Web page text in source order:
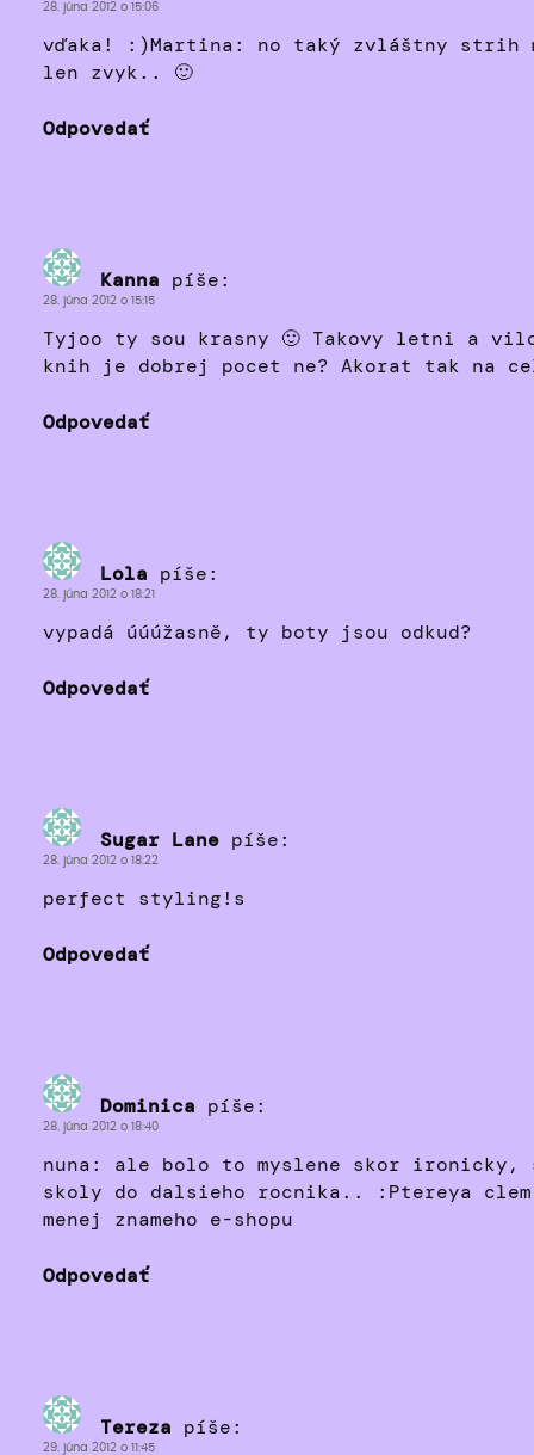
28. júna 2012 o 15:06
vďaka! :)Martina: no taký zvláštny
len zvyk.. 🙂
Odpovedať
Kanna píše:
28. júna 2012 o 15:15
Tyjoo ty sou krasny 🙂 Takovy letni a
knih je dobrej pocet ne? Akorat tak na
Odpovedať
Lola píše:
28. júna 2012 o 18:21
vypadá úúúžasně, ty boty jsou odkud?
Odpovedať
Sugar Lane píše:
28. júna 2012 o 18:22
perfect styling!s
Odpovedať
Dominica píše:
28. júna 2012 o 18:40
nuna: ale bolo to myslene skor ironicky,
skoly do dalsieho rocnika.. :Ptereya
menej znameho e-shopu
Odpovedať
Tereza píše:
29. júna 2012 o 11:45